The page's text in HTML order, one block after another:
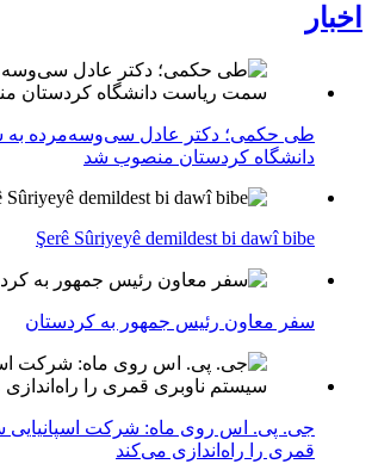
اخبار
طی حکمی؛ دکتر عادل سی‌وسه‌مرده
دانشگاه کردستان منصوب شد
Şerê Sûriyeyê demildest bi dawî bibe
سفر معاون رئیس جمهور به کردستان
جی. پی. اس روی ماه: شرکت اسپانیایی
قمری را راه‌اندازی می‌کند